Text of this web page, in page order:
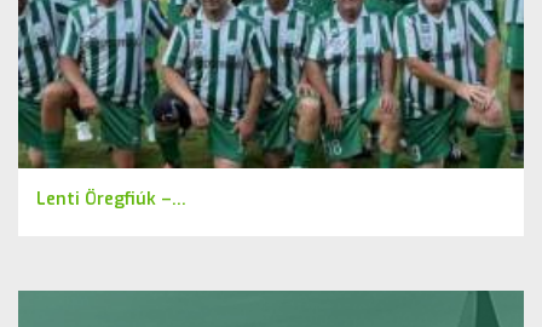
Lenti Öregfiúk –...